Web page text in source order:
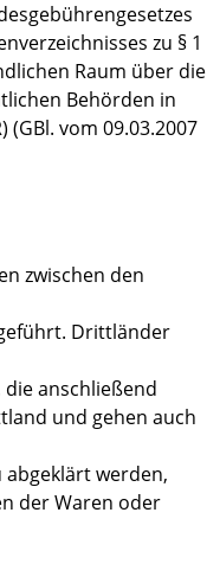
zu § 1
Raum über die
Behörden in
vom 09.03.2007
zwischen den
Drittländer
anschließend
und gehen auch
werden,
der Waren oder